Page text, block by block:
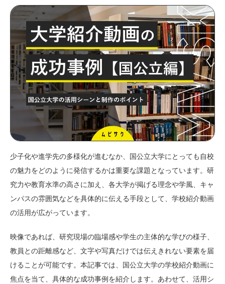
少子化や進学先の多様化が進むなか、国公立大学にとっても自校
の魅力をどのように発信するかは重要な課題となっています。研
究力や教育水準の高さに加え、各大学が掲げる理念や学風、キャ
ンパスの雰囲気などを具体的に伝える手段として、学校紹介動画
の活用が広がっています。
映像であれば、研究現場の臨場感や学生の主体的な学びの様子、
教員との距離感など、文字や写真だけでは伝えきれない要素を届
けることが可能です。本記事では、国公立大学の学校紹介動画に
焦点を当て、具体的な成功事例を紹介します。あわせて、活用シ